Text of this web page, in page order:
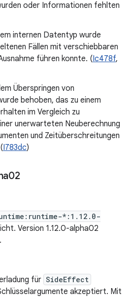
oder Informationen fehlten
internen Datentyp wurde
Fällen mit verschiebbaren
führen konnte. (Ic478f,
Überspringen von
behoben, das zu einem
im Vergleich zu
unerwarteten Neuberechnung
und Zeitüberschreitungen
I783dc)
*:1.12.0-
Version 1.12.0-alpha02
.
für SideEffect
akzeptiert. Mit